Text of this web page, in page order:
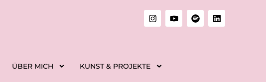
ÜBER MICH KUNST & PROJEKTE